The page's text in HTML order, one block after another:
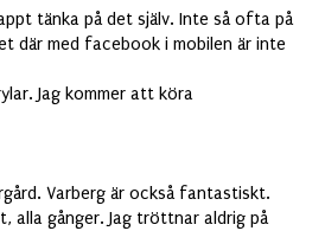
tänka på det själv. Inte så ofta på
där med facebook i mobilen är inte
Jag kommer att köra
Varberg är också fantastiskt.
alla gånger. Jag tröttnar aldrig på